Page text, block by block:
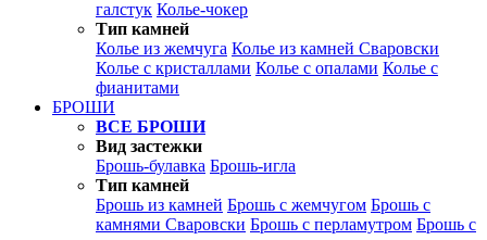
галстук Колье-чокер
Тип камней
Колье из жемчуга Колье из камней Сваровски
Колье с кристаллами Колье с опалами Колье с
фианитами
БРОШИ
ВСЕ БРОШИ
Вид застежки
Брошь-булавка Брошь-игла
Тип камней
Брошь из камней Брошь с жемчугом Брошь с
камнями Сваровски Брошь с перламутром Брошь с